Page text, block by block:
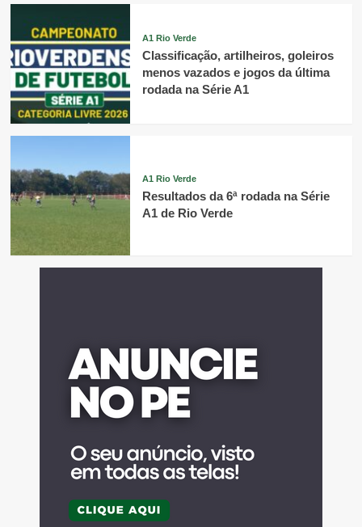
A1 Rio Verde
Classificação, artilheiros, goleiros
menos vazados e jogos da última
rodada na Série A1
A1 Rio Verde
Resultados da 6ª rodada na Série
A1 de Rio Verde